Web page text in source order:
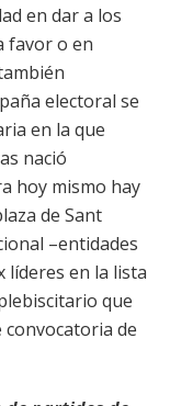
en dar a los
favor o en
electoral se
en la que
nació
hoy mismo hay
de Sant
–entidades
líderes en la lista
que
de